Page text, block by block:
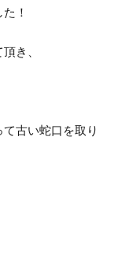
！
き、
古い蛇口を取り